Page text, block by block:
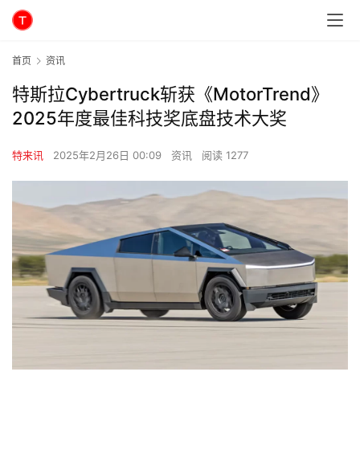
首页 资讯
特斯拉Cybertruck斩获《MotorTrend》
2025年度最佳科技奖底盘技术大奖
特来讯 2025年2月26日 00:09 资讯 阅读 1277